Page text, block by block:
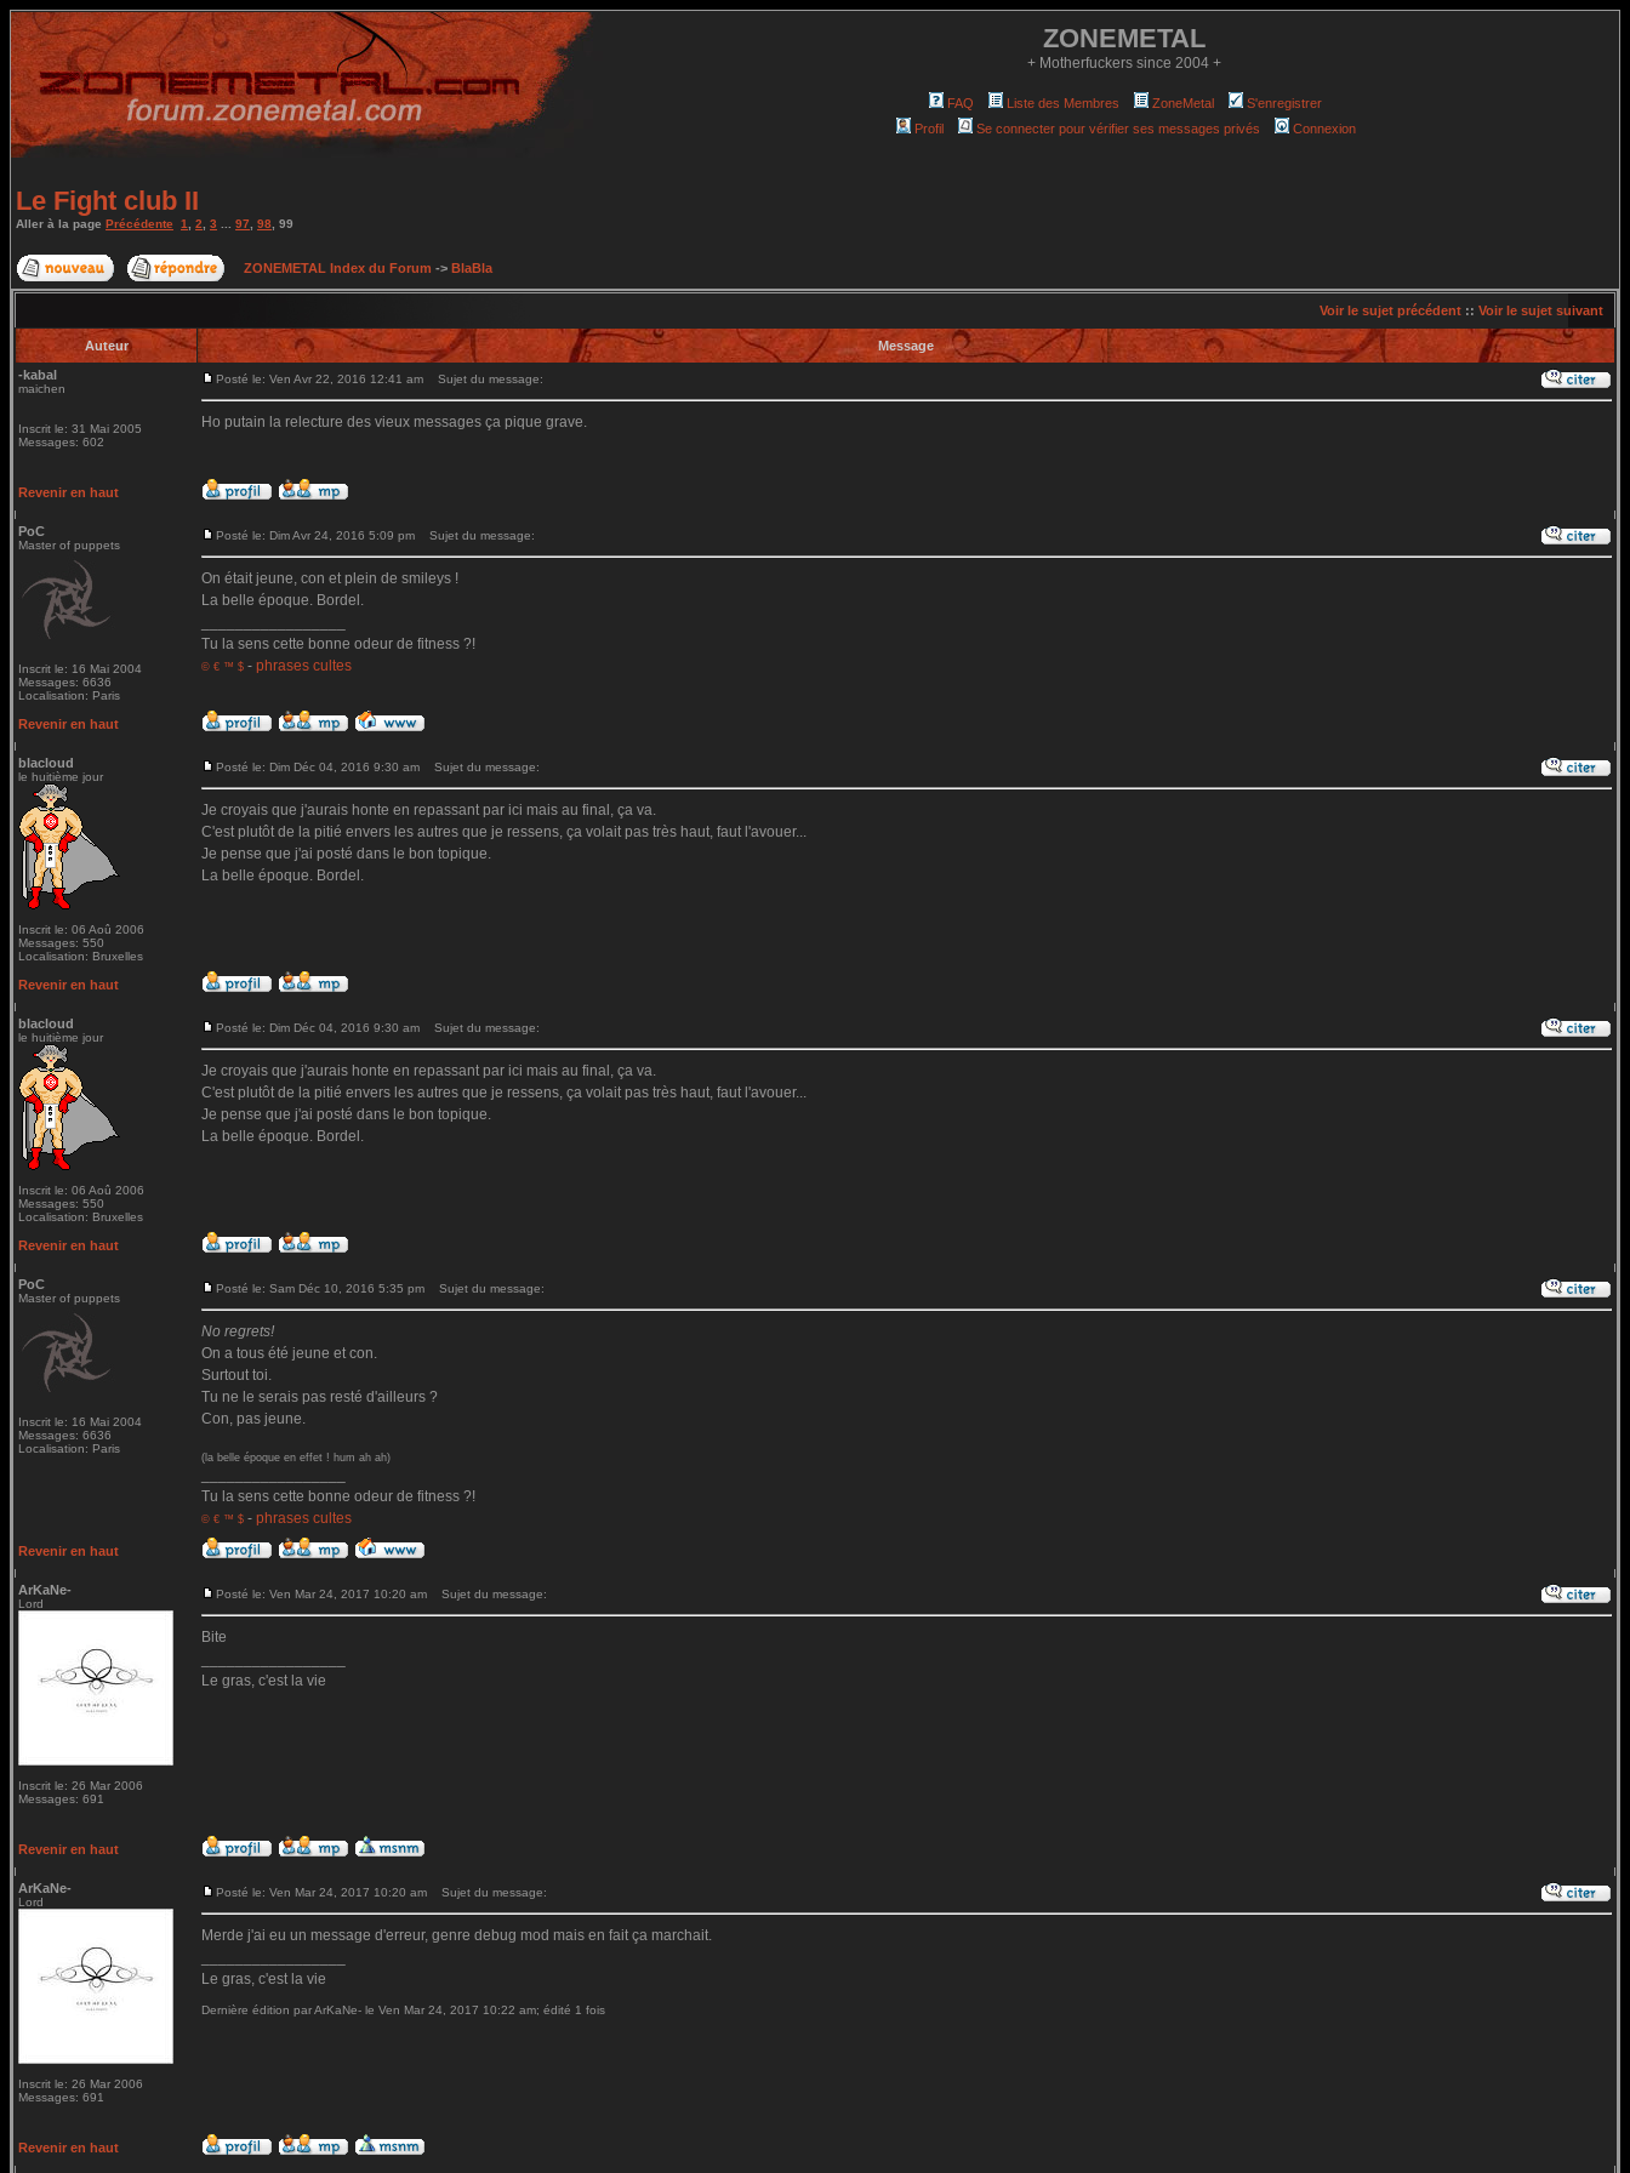
ZONEMETAL
+ Motherfuckers since 2004 +
FAQ Liste des Membres ZoneMetal
S'enregistrer
Profil
Se connecter pour vérifier ses messages privés Connexion
Le Fight club II
Aller à la page Précédente 1 2 3 97 98 99
ZONEMETAL Index du Forum -> BlaBla
Voir le sujet précédent :: Voir le sujet suivant
Auteur
Message
-kabal
maichen
Inscrit le: 31 Mai 2005
Messages: 602
Posté le: Ven Avr 22, 2016 12:41 am Sujet du message:
Ho putain la relecture des vieux messages ça pique grave.
Revenir en haut
PoC
Master of puppets
Inscrit le: 16 Mai 2004
Messages: 6636
Localisation: Paris
Posté le: Dim Avr 24, 2016 5:09 pm Sujet du message:
On était jeune, con et plein de smileys !
La belle époque. Bordel.
Tu la sens cette bonne odeur de fitness ?!
© € ™ $ - phrases cultes
Revenir en haut
blacloud
le huitième jour
Inscrit le: 06 Aoû 2006
Messages: 550
Localisation: Bruxelles
Posté le: Dim Déc 04, 2016 9:30 am Sujet du message:
Je croyais que j'aurais honte en repassant par ici mais au final, ça va.
C'est plutôt de la pitié envers les autres que je ressens, ça volait pas très haut, faut l'avouer...
Je pense que j'ai posté dans le bon topique.
La belle époque. Bordel.
Revenir en haut
blacloud
le huitième jour
Inscrit le: 06 Aoû 2006
Messages: 550
Localisation: Bruxelles
Posté le: Dim Déc 04, 2016 9:30 am Sujet du message:
Je croyais que j'aurais honte en repassant par ici mais au final, ça va.
C'est plutôt de la pitié envers les autres que je ressens, ça volait pas très haut, faut l'avouer...
Je pense que j'ai posté dans le bon topique.
La belle époque. Bordel.
Revenir en haut
PoC
Master of puppets
Inscrit le: 16 Mai 2004
Messages: 6636
Localisation: Paris
Posté le: Sam Déc 10, 2016 5:35 pm Sujet du message:
No regrets!
On a tous été jeune et con.
Surtout toi.
Tu ne le serais pas resté d'ailleurs ?
Con, pas jeune.
(la belle époque en effet ! hum ah ah)
Tu la sens cette bonne odeur de fitness ?!
© € ™ $ - phrases cultes
Revenir en haut
ArKaNe-
Lord
Inscrit le: 26 Mar 2006
Messages: 691
Posté le: Ven Mar 24, 2017 10:20 am Sujet du message:
Bite
Le gras, c'est la vie
Revenir en haut
ArKaNe-
Lord
Inscrit le: 26 Mar 2006
Messages: 691
Posté le: Ven Mar 24, 2017 10:20 am Sujet du message:
Merde j'ai eu un message d'erreur, genre debug mod mais en fait ça marchait.
Le gras, c'est la vie
Dernière édition par ArKaNe- le Ven Mar 24, 2017 10:22 am; édité 1 fois
Revenir en haut